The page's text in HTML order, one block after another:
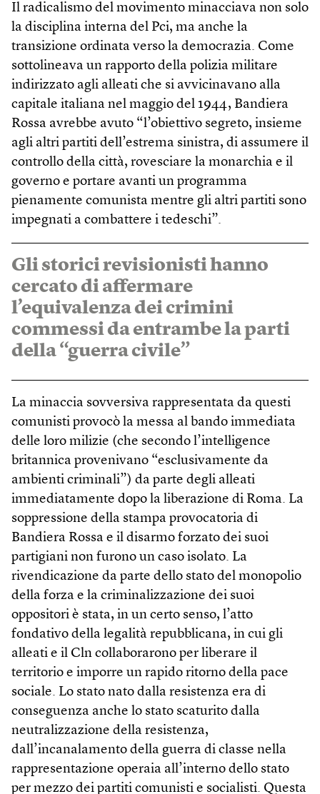
Il radicalismo del movimento minacciava non solo
la disciplina interna del Pci, ma anche la
transizione ordinata verso la democrazia. Come
sottolineava un rapporto della polizia militare
indirizzato agli alleati che si avvicinavano alla
capitale italiana nel maggio del 1944, Bandiera
Rossa avrebbe avuto “l’obiettivo segreto, insieme
agli altri partiti dell’estrema sinistra, di assumere il
controllo della città, rovesciare la monarchia e il
governo e portare avanti un programma
pienamente comunista mentre gli altri partiti sono
impegnati a combattere i tedeschi”.
Gli storici revisionisti hanno
cercato di affermare
l’equivalenza dei crimini
commessi da entrambe la parti
della “guerra civile”
La minaccia sovversiva rappresentata da questi
comunisti provocò la messa al bando immediata
delle loro milizie (che secondo l’intelligence
britannica provenivano “esclusivamente da
ambienti criminali”) da parte degli alleati
immediatamente dopo la liberazione di Roma. La
soppressione della stampa provocatoria di
Bandiera Rossa e il disarmo forzato dei suoi
partigiani non furono un caso isolato. La
rivendicazione da parte dello stato del monopolio
della forza e la criminalizzazione dei suoi
oppositori è stata, in un certo senso, l’atto
fondativo della legalità repubblicana, in cui gli
alleati e il Cln collaborarono per liberare il
territorio e imporre un rapido ritorno della pace
sociale. Lo stato nato dalla resistenza era di
conseguenza anche lo stato scaturito dalla
neutralizzazione della resistenza,
dall’incanalamento della guerra di classe nella
rappresentazione operaia all’interno dello stato
per mezzo dei partiti comunisti e socialisti. Questa